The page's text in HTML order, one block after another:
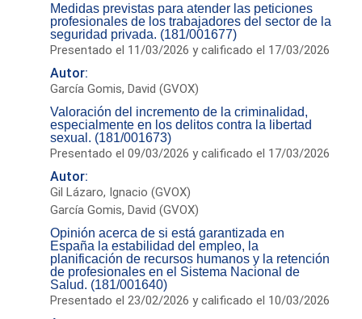
Medidas previstas para atender las peticiones
profesionales de los trabajadores del sector de la
seguridad privada. (181/001677)
Presentado el 11/03/2026 y calificado el 17/03/2026
Autor:
García Gomis, David (GVOX)
Valoración del incremento de la criminalidad,
especialmente en los delitos contra la libertad
sexual. (181/001673)
Presentado el 09/03/2026 y calificado el 17/03/2026
Autor:
Gil Lázaro, Ignacio (GVOX)
García Gomis, David (GVOX)
Opinión acerca de si está garantizada en
España la estabilidad del empleo, la
planificación de recursos humanos y la retención
de profesionales en el Sistema Nacional de
Salud. (181/001640)
Presentado el 23/02/2026 y calificado el 10/03/2026